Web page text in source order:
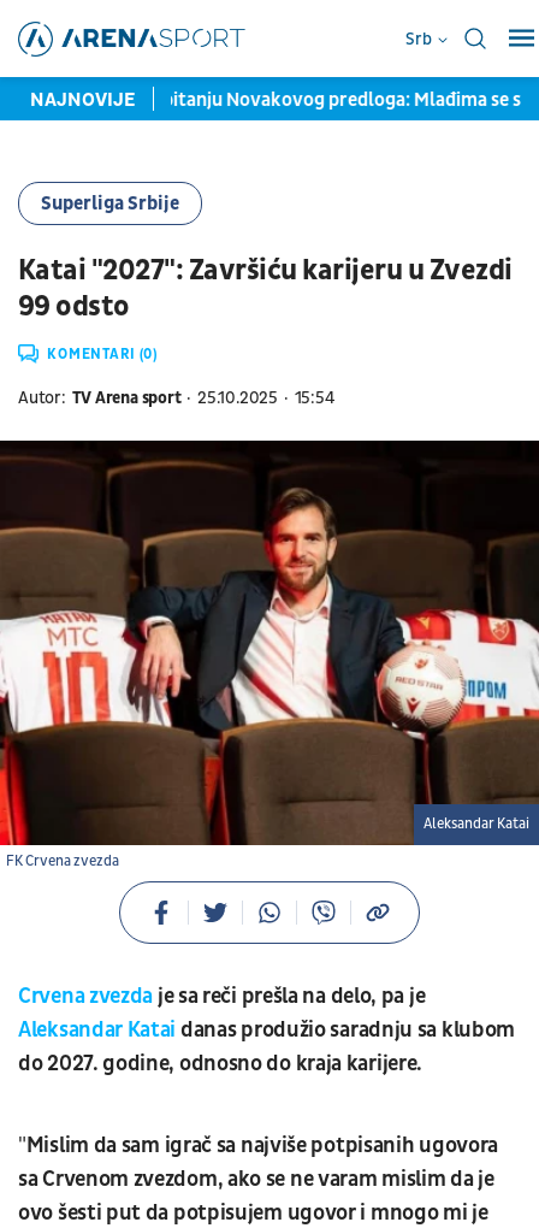
Srb
NAJNOVIJE
podeljen po pitanju Novakovog predloga: Mlađima se sviđa,
Superliga Srbije
Katai "2027": Završiću karijeru u Zvezdi
99 odsto
KOMENTARI (0)
Autor: TV Arena sport 25.10.2025 15:54
FK Crvena zvezda
Aleksandar Katai
Crvena zvezda je sa reči prešla na delo, pa je
Aleksandar Katai danas produžio saradnju sa klubom
do 2027. godine, odnosno do kraja karijere.
"Mislim da sam igrač sa najviše potpisanih ugovora
sa Crvenom zvezdom, ako se ne varam mislim da je
ovo šesti put da potpisujem ugovor i mnogo mi je